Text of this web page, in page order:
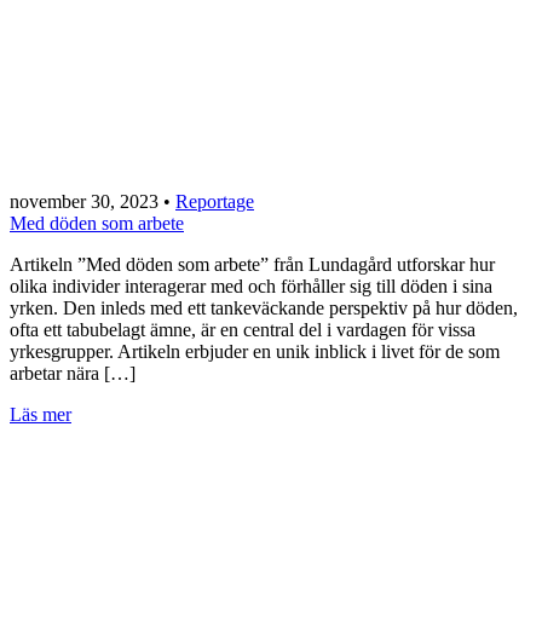
november 30, 2023 • Reportage
Med döden som arbete
Artikeln ”Med döden som arbete” från Lundagård utforskar hur
olika individer interagerar med och förhåller sig till döden i sina
yrken. Den inleds med ett tankeväckande perspektiv på hur döden,
ofta ett tabubelagt ämne, är en central del i vardagen för vissa
yrkesgrupper. Artikeln erbjuder en unik inblick i livet för de som
arbetar nära […]
Läs mer